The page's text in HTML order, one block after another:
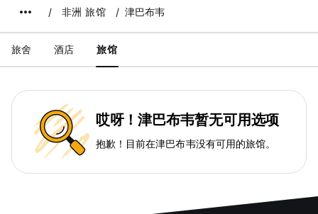
非洲 旅馆 津巴布韦
旅舍 酒店 旅馆
哎呀！津巴布韦暂无可用选项
抱歉！目前在津巴布韦没有可用的旅馆。